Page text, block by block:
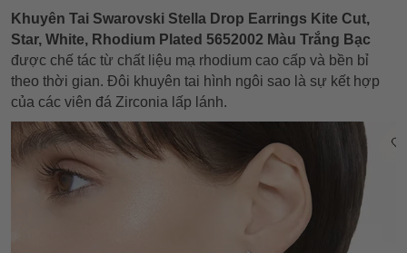
Khuyên Tai Swarovski Stella Drop Earrings Kite Cut,
Star, White, Rhodium Plated 5652002 Màu Trắng Bạc
được chế tác từ chất liệu mạ rhodium cao cấp và bền bỉ
theo thời gian. Đôi khuyên tai hình ngôi sao là sự kết hợp
của các viên đá Zirconia lấp lánh.